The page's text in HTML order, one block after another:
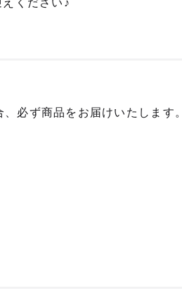
ください♪
必ず商品をお届けいたします。